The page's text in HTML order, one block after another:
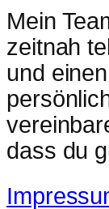
Mein
zeitnah
und
dass du